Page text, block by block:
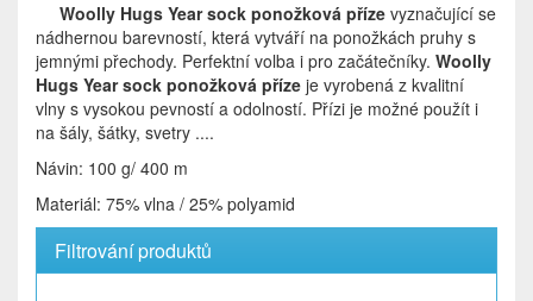
Woolly Hugs Year sock ponožková příze vyznačující se
nádhernou barevností, která vytváří na ponožkách pruhy s
jemnými přechody. Perfektní volba i pro začátečníky. Woolly
Hugs Year sock ponožková příze je vyrobená z kvalitní
vlny s vysokou pevností a odolností. Přízi je možné použít i
na šály, šátky, svetry ....
Návin: 100 g/ 400 m
Materiál: 75% vlna / 25% polyamid
Filtrování produktů